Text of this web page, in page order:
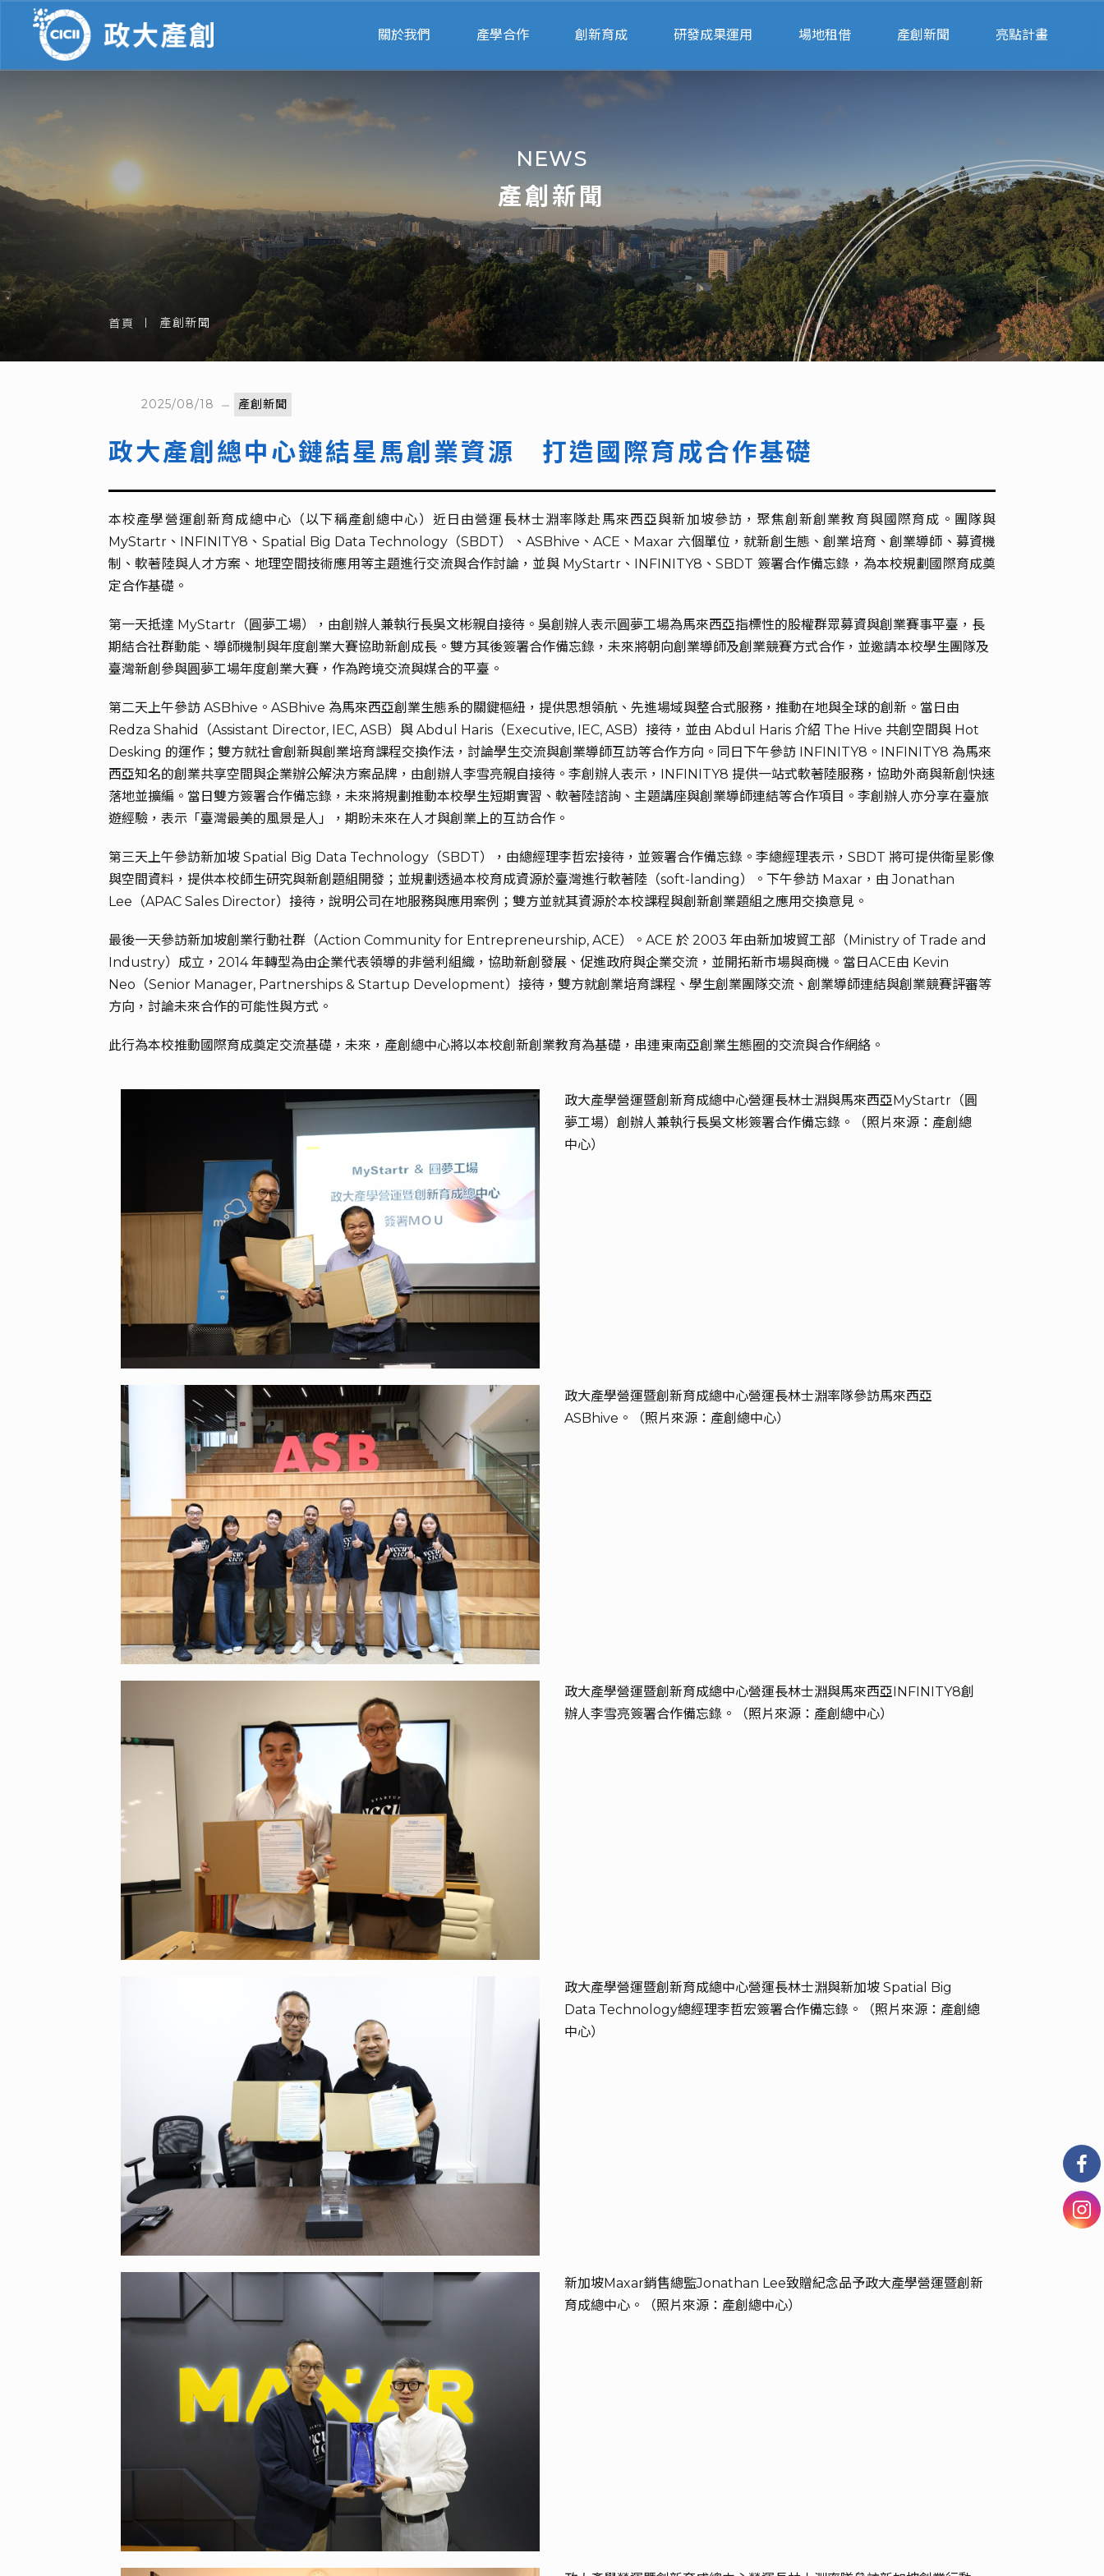
關於我們 產學合作
專利搜尋
專家媒合
計畫徵求
創新育成
申請進駐
研發成果運用
校園智財
法規表單
場地租借
場地預約系統
聯絡我們
產創新聞 亮點計畫
NEWS
產創新聞
首頁 產創新聞
2025/08/18 產創新聞
政大產創總中心鏈結星馬創業資源 打造國際育成合作基礎
本校產學營運創新育成總中心（以下稱產創總中心）近日由營運長林士淵率隊赴馬來西亞與新加坡參訪，聚焦創新創業教育與國際育成。團隊與
MyStartr、INFINITY8、Spatial Big Data Technology（SBDT）、ASBhive、ACE、Maxar 六個單位，就新創生態、創業培育、創業導師、募資機
制、軟著陸與人才方案、地理空間技術應用等主題進行交流與合作討論，並與 MyStartr、INFINITY8、SBDT 簽署合作備忘錄，為本校規劃國際育成奠
定合作基礎。
第一天抵達 MyStartr（圓夢工場），由創辦人兼執行長吳文彬親自接待。吳創辦人表示圓夢工場為馬來西亞指標性的股權群眾募資與創業賽事平臺，長
期結合社群動能、導師機制與年度創業大賽協助新創成長。雙方其後簽署合作備忘錄，未來將朝向創業導師及創業競賽方式合作，並邀請本校學生團隊及
臺灣新創參與圓夢工場年度創業大賽，作為跨境交流與媒合的平臺。
第二天上午參訪 ASBhive。ASBhive 為馬來西亞創業生態系的關鍵樞紐，提供思想領航、先進場域與整合式服務，推動在地與全球的創新。當日由
Redza Shahid（Assistant Director, IEC, ASB）與 Abdul Haris（Executive, IEC, ASB）接待，並由 Abdul Haris 介紹 The Hive 共創空間與 Hot
Desking 的運作；雙方就社會創新與創業培育課程交換作法，討論學生交流與創業導師互訪等合作方向。同日下午參訪 INFINITY8。INFINITY8 為馬來
西亞知名的創業共享空間與企業辦公解決方案品牌，由創辦人李雪亮親自接待。李創辦人表示，INFINITY8 提供一站式軟著陸服務，協助外商與新創快速
落地並擴編。當日雙方簽署合作備忘錄，未來將規劃推動本校學生短期實習、軟著陸諮詢、主題講座與創業導師連結等合作項目。李創辦人亦分享在臺旅
遊經驗，表示「臺灣最美的風景是人」，期盼未來在人才與創業上的互訪合作。
第三天上午參訪新加坡 Spatial Big Data Technology（SBDT），由總經理李哲宏接待，並簽署合作備忘錄。李總經理表示，SBDT 將可提供衛星影像
與空間資料，提供本校師生研究與新創題組開發；並規劃透過本校育成資源於臺灣進行軟著陸（soft-landing）。下午參訪 Maxar，由 Jonathan
Lee（APAC Sales Director）接待，說明公司在地服務與應用案例；雙方並就其資源於本校課程與創新創業題組之應用交換意見。
最後一天參訪新加坡創業行動社群（Action Community for Entrepreneurship, ACE）。ACE 於 2003 年由新加坡貿工部（Ministry of Trade and
Industry）成立，2014 年轉型為由企業代表領導的非營利組織，協助新創發展、促進政府與企業交流，並開拓新市場與商機。當日ACE由 Kevin
Neo（Senior Manager, Partnerships & Startup Development）接待，雙方就創業培育課程、學生創業團隊交流、創業導師連結與創業競賽評審等
方向，討論未來合作的可能性與方式。
此行為本校推動國際育成奠定交流基礎，未來，產創總中心將以本校創新創業教育為基礎，串連東南亞創業生態圈的交流與合作網絡。
政大產學營運暨創新育成總中心營運長林士淵與馬來西亞MyStartr（圓
夢工場）創辦人兼執行長吳文彬簽署合作備忘錄。（照片來源：產創總
中心）
政大產學營運暨創新育成總中心營運長林士淵率隊參訪馬來西亞
ASBhive。（照片來源：產創總中心）
政大產學營運暨創新育成總中心營運長林士淵與馬來西亞INFINITY8創
辦人李雪亮簽署合作備忘錄。（照片來源：產創總中心）
政大產學營運暨創新育成總中心營運長林士淵與新加坡 Spatial Big
Data Technology總經理李哲宏簽署合作備忘錄。（照片來源：產創總
中心）
新加坡Maxar銷售總監Jonathan Lee致贈紀念品予政大產學營運暨創新
育成總中心。（照片來源：產創總中心）